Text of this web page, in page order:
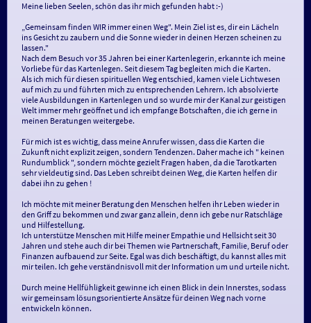
Meine lieben Seelen, schön das ihr mich gefunden habt :-)
„Gemeinsam finden WIR immer einen Weg". Mein Ziel ist es, dir ein Lächeln
ins Gesicht zu zaubern und die Sonne wieder in deinen Herzen scheinen zu
lassen."
Nach dem Besuch vor 35 Jahren bei einer Kartenlegerin, erkannte ich meine
Vorliebe für das Kartenlegen. Seit diesem Tag begleiten mich die Karten.
Als ich mich für diesen spirituellen Weg entschied, kamen viele Lichtwesen
auf mich zu und führten mich zu entsprechenden Lehrern. Ich absolvierte
viele Ausbildungen in Kartenlegen und so wurde mir der Kanal zur geistigen
Welt immer mehr geöffnet und ich empfange Botschaften, die ich gerne in
meinen Beratungen weitergebe.
Für mich ist es wichtig, dass meine Anrufer wissen, dass die Karten die
Zukunft nicht explizit zeigen, sondern Tendenzen. Daher mache ich " keinen
Rundumblick ", sondern möchte gezielt Fragen haben, da die Tarotkarten
sehr vieldeutig sind. Das Leben schreibt deinen Weg, die Karten helfen dir
dabei ihn zu gehen !
Ich möchte mit meiner Beratung den Menschen helfen ihr Leben wieder in
den Griff zu bekommen und zwar ganz allein, denn ich gebe nur Ratschläge
und Hilfestellung.
Ich unterstütze Menschen mit Hilfe meiner Empathie und Hellsicht seit 30
Jahren und stehe auch dir bei Themen wie Partnerschaft, Familie, Beruf oder
Finanzen aufbauend zur Seite. Egal was dich beschäftigt, du kannst alles mit
mir teilen. Ich gehe verständnisvoll mit der Information um und urteile nicht.
Durch meine Hellfühligkeit gewinne ich einen Blick in dein Innerstes, sodass
wir gemeinsam lösungsorientierte Ansätze für deinen Weg nach vorne
entwickeln können.